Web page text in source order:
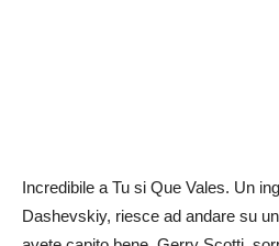
Incredibile a Tu si Que Vales. Un
Dashevskiy, riesce ad andare su